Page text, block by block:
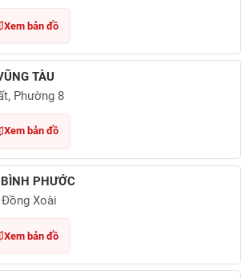
Xem bản đồ
TÀU
Phường 8
Xem bản đồ
PHƯỚC
Đồng Xoài
Xem bản đồ